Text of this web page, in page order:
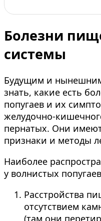
Болезни
системы
Будущим и
знать, какие есть
попугаев и их
желудочно-
пернатых. Они
признаки и методы
Наиболее
у волнистых
Расстройства
отсутствием
(там они